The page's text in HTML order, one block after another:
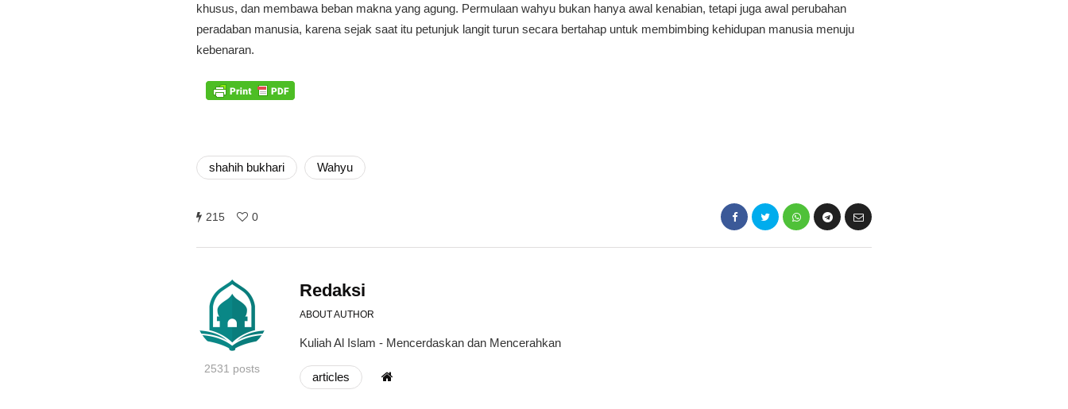
khusus, dan membawa beban makna yang agung. Permulaan wahyu bukan hanya awal kenabian, tetapi juga awal perubahan
peradaban manusia, karena sejak saat itu petunjuk langit turun secara bertahap untuk membimbing kehidupan manusia menuju
kebenaran.
shahih bukhari Wahyu
215 0
2531 posts
Redaksi
ABOUT AUTHOR
Kuliah Al Islam - Mencerdaskan dan Mencerahkan
articles